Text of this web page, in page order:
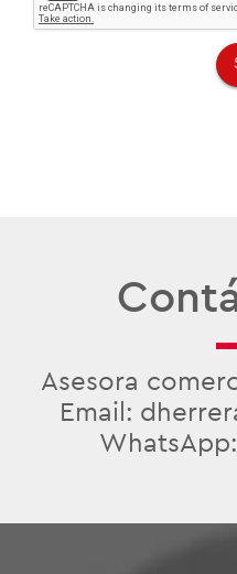
Asesora
Email: